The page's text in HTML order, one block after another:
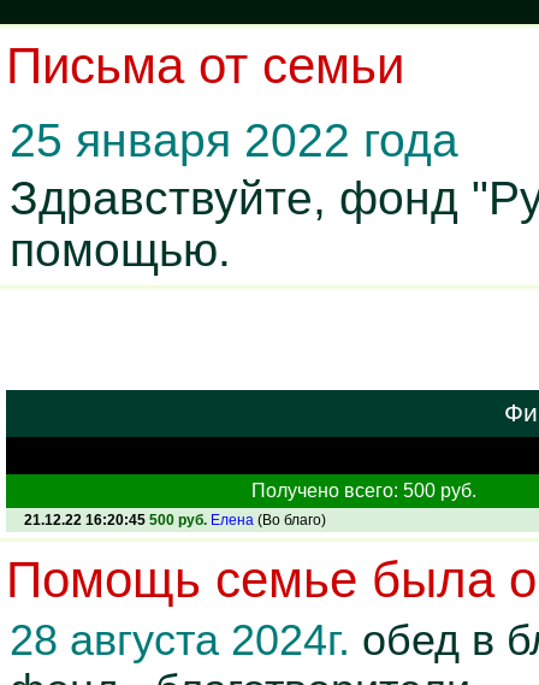
Письма от семьи
25 января 2022 года
Здравствуйте, фонд
помощью.
Получено всего: 500 руб.
21.12.22 16:20:45 500 руб. Елена (Во благо)
Помощь семье была
28 августа 2024г. обед в